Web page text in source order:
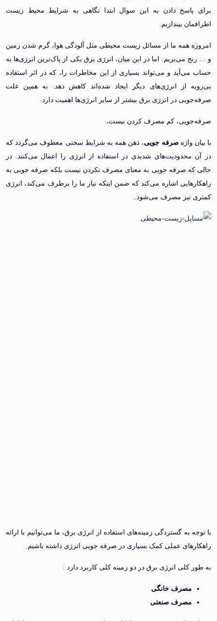
دادن به این سوال ابتدا نگاهی به شرایط محیط زیست
بیندازیم.
همه ما از مسائل زیست محیطی مثل آلودگی هوا، گرم شدن زمین
می‌بریم. اما در این میان، انرژی برق یکی از پاک‌ترین انرژی‌ها به
و می‌تواند بسیاری از این مخاطرات را، که در اثر استفاده
از انرژی‌های دیگر ایجاد شده‌اند کاهش دهد. به همین علت
در انرژی برق بیشتر از سایر انرژی‌ها اهمیت دارد.
کم‌ مصرف کردن نیست.
واژهصرفه جویی، ذهن همه به شرایط سختی معطوف می‌گردد که
شدیدی در استفاده از انرژی را اعمال می‌کنند. در
صرفه جویی به معنای مصرف نکردن نیست بلکه صرفه جویی به
اشاره می‌کند که ضمن اینکه نیاز ما را برطرف می‌کند، انرژی
نیز مصرف می‌شود.
به گستردگی زمینه‌های استفاده از انرژی برق، ما می‌توانیم با ارائه
عملی کمک بسیاری در صرفه جویی انرژی داشته باشیم.
کلی انرژی برق در دو زمینه کلی کاربرد دارد :
مصرف خانگی
مصرف صنعتی